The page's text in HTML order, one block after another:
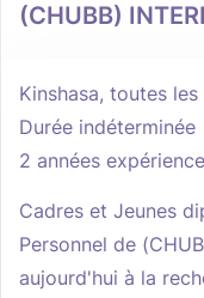
(CHUBB)
Kinshasa, toutes
Durée indéterminée
2 années
Cadres et Jeunes
Personnel de
aujourd'hui à la